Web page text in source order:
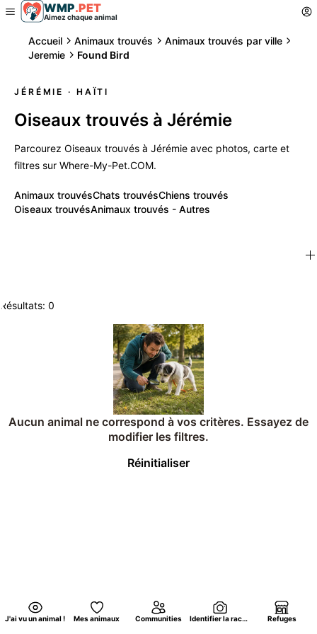
WMP.PET
Aimez chaque animal
Accueil Animaux trouvés
Animaux trouvés par ville
Jeremie
Found Bird
JÉRÉMIE · HAÏTI
Oiseaux trouvés à Jérémie
Parcourez Oiseaux trouvés à Jérémie avec photos, carte et
filtres sur Where-My-Pet.COM.
Animaux trouvésChats trouvésChiens trouvés
Oiseaux trouvésAnimaux trouvés - Autres
Résultats: 0
Aucun animal ne correspond à vos critères. Essayez de
modifier les filtres.
Réinitialiser
J'ai vu un animal ! Mes animaux Communities Identifier la race d'un chat par photo Refuges